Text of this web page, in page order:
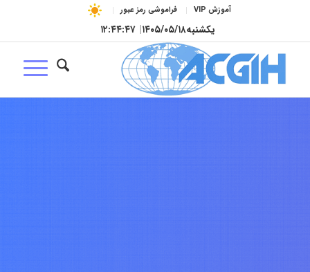
آموزش VIP فراموشی رمز عبور
یکشنبه۱۴۰۵/۰۵/۱۸| ۱۲:۴۴:۴۸